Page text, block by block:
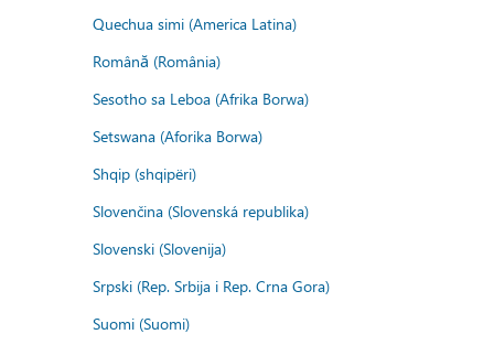
Quechua simi (America Latina)
Română (România)
Sesotho sa Leboa (Afrika Borwa)
Setswana (Aforika Borwa)
Shqip (shqipëri)
Slovenčina (Slovenská republika)
Slovenski (Slovenija)
Srpski (Rep. Srbija i Rep. Crna Gora)
Suomi (Suomi)